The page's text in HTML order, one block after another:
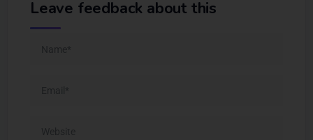
Leave feedback about this